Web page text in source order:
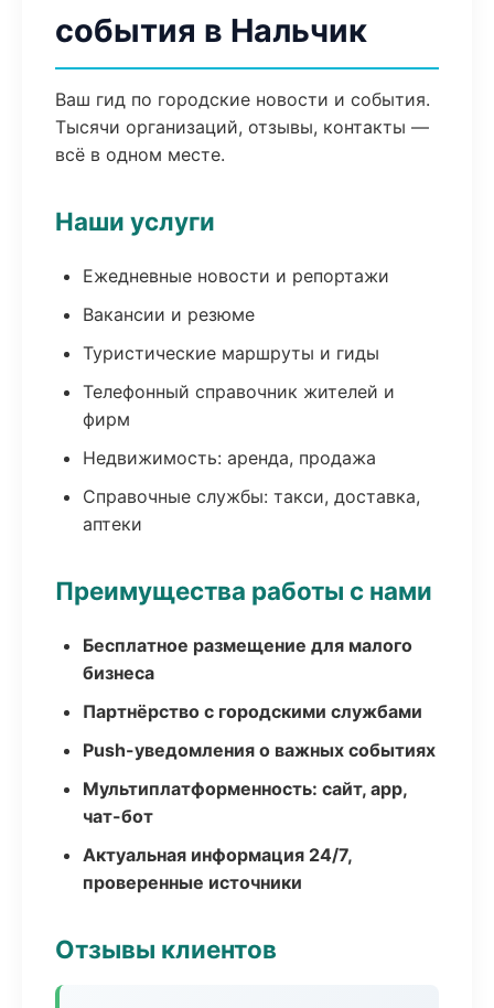
события в Нальчик
Ваш гид по городские новости и события.
Тысячи организаций, отзывы, контакты —
всё в одном месте.
Наши услуги
Ежедневные новости и репортажи
Вакансии и резюме
Туристические маршруты и гиды
Телефонный справочник жителей и
фирм
Недвижимость: аренда, продажа
Справочные службы: такси, доставка,
аптеки
Преимущества работы с нами
Бесплатное размещение для малого
бизнеса
Партнёрство с городскими службами
Push-уведомления о важных событиях
Мультиплатформенность: сайт, app,
чат-бот
Актуальная информация 24/7,
проверенные источники
Отзывы клиентов